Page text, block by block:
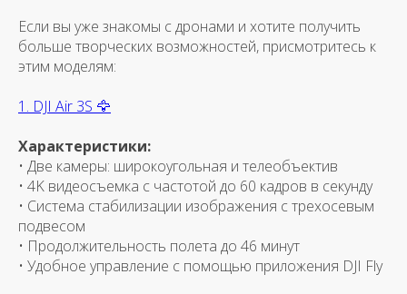
Если вы уже знакомы с дронами и хотите получить
больше творческих возможностей, присмотритесь к
этим моделям:
1. DJI Air 3S 🦅
Характеристики:
• Две камеры: широкоугольная и телеобъектив
• 4K видеосъемка с частотой до 60 кадров в секунду
• Система стабилизации изображения с трехосевым
подвесом
• Продолжительность полета до 46 минут
• Удобное управление с помощью приложения DJI Fly